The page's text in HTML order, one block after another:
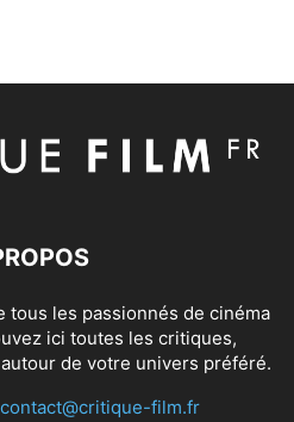
les passionnés de cinéma
ici toutes les critiques,
de votre univers préféré.
contact@critique-film.fr